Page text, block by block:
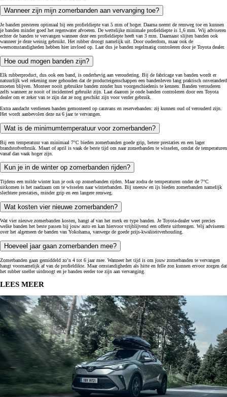
Wanneer zijn mijn zomerbanden aan vervanging toe?
Je banden presteren optimaal bij een profieldiepte van 5 mm of hoger. Daarna neemt de remweg toe en kunnen
je banden minder goed het regenwater afvoeren. De wettelijke minimale profieldiepte is 1,6 mm. Wij adviseren
echter de banden te vervangen wanneer deze een profieldiepte heeft van 3 mm. Daarnaast slijten banden ook
wanneer je deze weinig gebruikt. Het rubber droogt namelijk uit. Door ouderdom, maar ook de
weersomstandigheden hebben hier invloed op. Laat dus je banden regelmatig controleren door je Toyota dealer.
Hoe oud mogen banden zijn?
Elk rubberproduct, dus ook een band, is onderhevig aan veroudering. Bij de fabricage van banden wordt er
natuurlijk wel rekening mee gehouden dat de producteigenschappen een bandenleven lang praktisch onveranderd
moeten blijven. Monteer nooit gebruikte banden zonder hun voorgeschiedenis te kennen. Banden verouderen
zelfs wanneer ze nooit of incidenteel gebruikt zijn. Laat daarom je oude banden controleren door een Toyota
dealer om er zeker van te zijn dat ze nog geschikt zijn voor verder gebruik.
Extra aandacht verdienen banden gemonteerd op caravans en reservebanden: zij kunnen oud of verouderd zijn.
Het wordt aanbevolen deze na 6 jaar te vervangen.
Wat is de minimumtemperatuur voor zomerbanden?
Bij een temperatuur van minimaal 7°C bieden zomerbanden goede grip, betere prestaties en een lager
brandstofverbruik. Maart of april is vaak de beste tijd om naar zomerbanden te wisselen, omdat de temperaturen
vanaf dan vaak hoger zijn.
Kun je in de winter op zomerbanden rijden?
Tijdens een milde winter kun je ook op zomerbanden rijden. Maar zodra de temperaturen onder de 7°C
uitkomen is het raadzaam om te wisselen naar winterbanden. Bij sneeuw en ijs bieden zomerbanden namelijk
slechtere prestaties, minder grip en een langere remweg.
Wat kosten vier nieuwe zomerbanden?
Wat vier nieuwe zomerbanden kosten, hangt af van het merk en type banden. Je Toyota-dealer weet precies
welke banden het beste passen bij jouw auto en kan hiervoor vrijblijvend een offerte uitbrengen. Wij adviseren
over het algemeen de banden van Yokohama, vanwege de goede prijs-kwaliteitverhouding.
Hoeveel jaar gaan zomerbanden mee?
Zomerbanden gaan gemiddeld zo’n 4 tot 6 jaar mee. Wanneer het tijd is om jouw zomerbanden te vervangen
hangt voornamelijk af van de profieldikte. Maar omstandigheden als hitte en felle zon kunnen ervoor zorgen dat
het rubber sneller uitdroogt en je banden eerder toe zijn aan vervanging.
LEES MEER